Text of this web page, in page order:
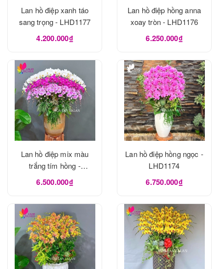
Lan hồ điệp xanh táo
sang trọng - LHD1177
4.200.000₫
Lan hồ điệp hồng anna
xoay tròn - LHD1176
6.250.000₫
Lan hồ điệp mix màu
trắng tím hồng -
LHD1175
6.500.000₫
Lan hồ điệp hồng ngọc -
LHD1174
6.750.000₫